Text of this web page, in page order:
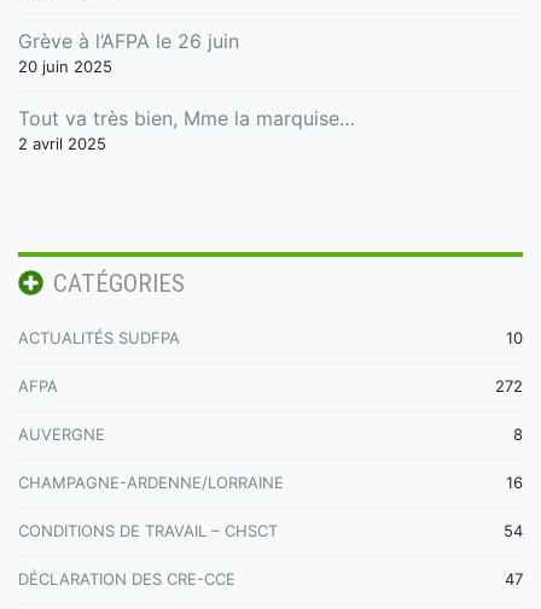
Grève à l’AFPA le 26 juin
20 juin 2025
Tout va très bien, Mme la marquise…
2 avril 2025
CATÉGORIES
ACTUALITÉS SUDFPA 10
AFPA 272
AUVERGNE 8
CHAMPAGNE-ARDENNE/LORRAINE 16
CONDITIONS DE TRAVAIL – CHSCT 54
DÉCLARATION DES CRE-CCE 47